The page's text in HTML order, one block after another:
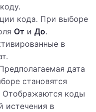
кода. При выборе
От и До.
в
дата
становятся
Отображаются коды
истечения в